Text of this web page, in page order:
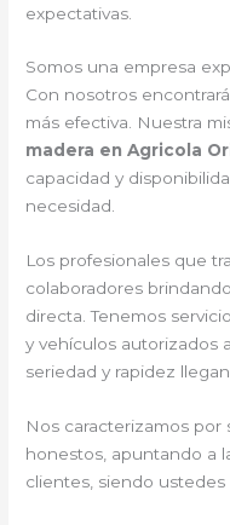
expectativas.
Somos una empresa
Con nosotros
más efectiva. Nuestra
madera en Agricola
capacidad y
necesidad.
Los profesionales que
colaboradores
directa. Tenemos
y vehículos autorizados
seriedad y rapidez
Nos caracterizamos por
honestos, apuntando a
clientes, siendo